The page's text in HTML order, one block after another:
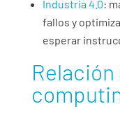
Industria 4.0:
fallos y
esperar
Relación